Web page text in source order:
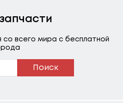
со всего мира с бесплатной
Поиск